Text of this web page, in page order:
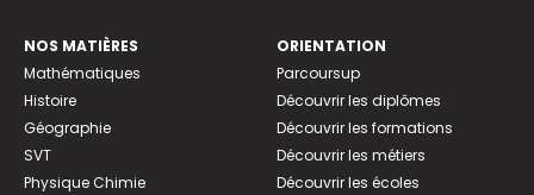
NOS MATIÈRES
Mathématiques
Histoire
Géographie
SVT
Physique Chimie
ORIENTATION
Parcoursup
Découvrir les diplômes
Découvrir les formations
Découvrir les métiers
Découvrir les écoles